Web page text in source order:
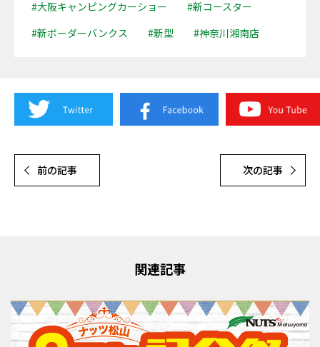
#大阪キャンピングカーショー
#新コースター
#新ボーダーバンクス
#新型 #神奈川湘南店
前の記事 次の記事
関連記事